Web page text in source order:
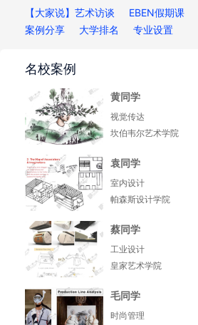
【大家说】艺术访谈 EBEN假期课
案例分享
大学排名 专业设置
名校案例
黄同学
视觉传达
坎伯韦尔艺术学院
袁同学
室内设计
帕森斯设计学院
蔡同学
工业设计
皇家艺术学院
毛同学
时尚管理